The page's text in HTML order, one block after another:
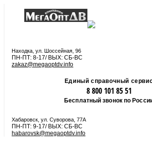
Находка, ул. Шоссейная, 96
ПН-ПТ: 8-17/ ВЫХ: СБ-ВС
zakaz@megaoptdv.info
Единый справочный
8 800 101 85 51
Бесплатный звонок по
Хабаровск, ул. Суворова, 77А
ПН-ПТ: 9-17/ ВЫХ: СБ-ВС
habarovsk@megaoptdv.info